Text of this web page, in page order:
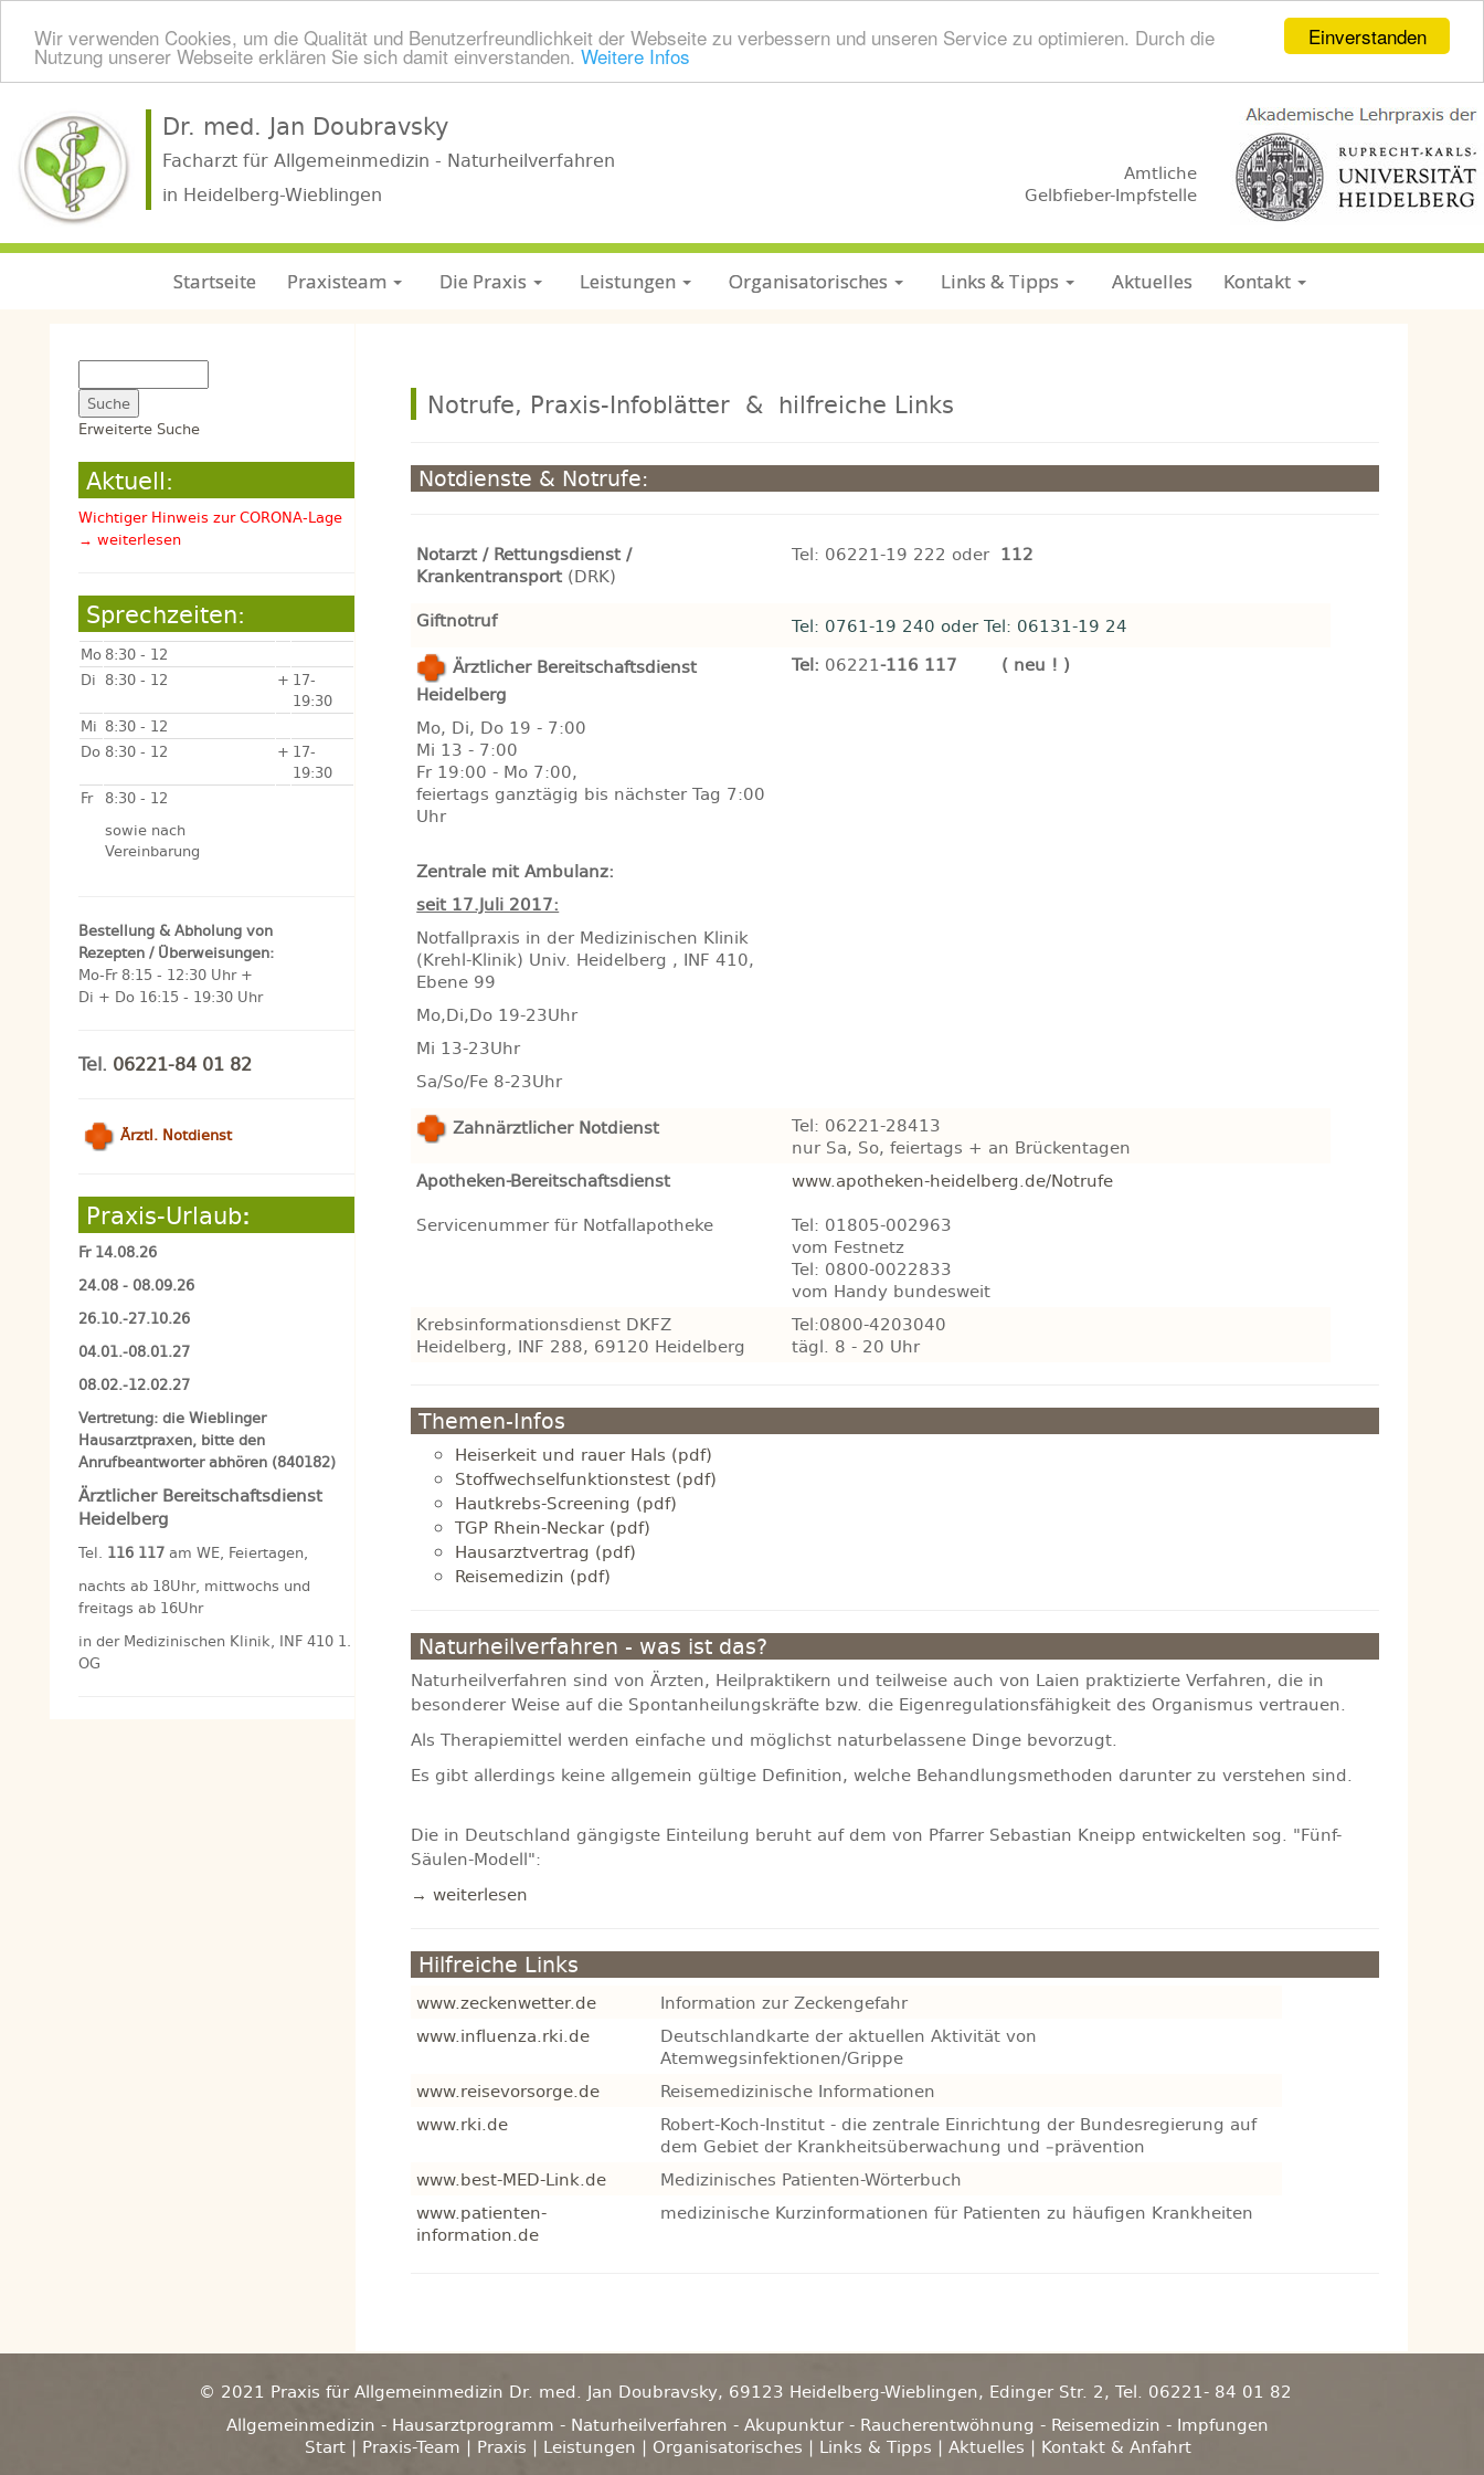
Einverstanden
Wir verwenden Cookies, um die Qualität und Benutzerfreundlichkeit der Webseite zu verbessern und unseren Service zu optimieren. Durch die
Nutzung unserer Webseite erklären Sie sich damit einverstanden. Weitere Infos
Dr. med. Jan Doubravsky
Facharzt für Allgemeinmedizin - Naturheilverfahren
in Heidelberg-Wieblingen
Amtliche
Gelbfieber-Impfstelle
Startseite Praxisteam Die Praxis Leistungen Organisatorisches Links & Tipps Aktuelles Kontakt
Erweiterte Suche
Aktuell:
Wichtiger Hinweis zur CORONA-Lage
→ weiterlesen
Sprechzeiten:
Mo 8:30 - 12
Di 8:30 - 12 + 17-
19:30
Mi 8:30 - 12
Do 8:30 - 12 + 17-
19:30
Fr 8:30 - 12
sowie nach
Vereinbarung
Bestellung & Abholung von
Rezepten / Überweisungen:
Mo-Fr 8:15 - 12:30 Uhr +
Di + Do 16:15 - 19:30 Uhr
Tel. 06221-84 01 82
Ärztl. Notdienst
Praxis-Urlaub:
Fr 14.08.26
24.08 - 08.09.26
26.10.-27.10.26
04.01.-08.01.27
08.02.-12.02.27
Vertretung: die Wieblinger
Hausarztpraxen, bitte den
Anrufbeantworter abhören (840182)
Ärztlicher Bereitschaftsdienst
Heidelberg
Tel. 116 117am WE, Feiertagen,
nachts ab 18Uhr, mittwochs und
freitags ab 16Uhr
in der Medizinischen Klinik, INF 410 1.
OG
Notrufe, Praxis-Infoblätter & hilfreiche Links
Notdienste & Notrufe:
Notarzt / Rettungsdienst /
Krankentransport (DRK)
Tel: 06221-19 222 oder 112
Giftnotruf
Tel: 0761-19 240 oder Tel: 06131-19 24
Ärztlicher Bereitschaftsdienst
Heidelberg
Mo, Di, Do 19 - 7:00
Mi 13 - 7:00
Fr 19:00 - Mo 7:00,
feiertags ganztägig bis nächster Tag 7:00
Uhr
Zentrale mit Ambulanz:
seit 17.Juli 2017:
Notfallpraxis in der Medizinischen Klinik
(Krehl-Klinik) Univ. Heidelberg , INF 410,
Ebene 99
Mo,Di,Do 19-23Uhr
Mi 13-23Uhr
Sa/So/Fe 8-23Uhr
Tel: 06221-116 117 ( neu ! )
Zahnärztlicher Notdienst
Tel: 06221-28413
nur Sa, So, feiertags + an Brückentagen
Apotheken-Bereitschaftsdienst
www.apotheken-heidelberg.de/Notrufe
Servicenummer für Notfallapotheke
Tel: 01805-002963
vom Festnetz
Tel: 0800-0022833
vom Handy bundesweit
Krebsinformationsdienst DKFZ
Heidelberg, INF 288, 69120 Heidelberg
Tel:0800-4203040
tägl. 8 - 20 Uhr
Themen-Infos
Heiserkeit und rauer Hals (pdf)
Stoffwechselfunktionstest (pdf)
Hautkrebs-Screening (pdf)
TGP Rhein-Neckar (pdf)
Hausarztvertrag (pdf)
Reisemedizin (pdf)
Naturheilverfahren - was ist das?
Naturheilverfahren sind von Ärzten, Heilpraktikern und teilweise auch von Laien praktizierte Verfahren, die in
besonderer Weise auf die Spontanheilungskräfte bzw. die Eigenregulationsfähigkeit des Organismus vertrauen.
Als Therapiemittel werden einfache und möglichst naturbelassene Dinge bevorzugt.
Es gibt allerdings keine allgemein gültige Definition, welche Behandlungsmethoden darunter zu verstehen sind.
Die in Deutschland gängigste Einteilung beruht auf dem von Pfarrer Sebastian Kneipp entwickelten sog. "Fünf-
Säulen-Modell":
→ weiterlesen
Hilfreiche Links
www.zeckenwetter.de
Information zur Zeckengefahr
www.influenza.rki.de
Deutschlandkarte der aktuellen Aktivität von
Atemwegsinfektionen/Grippe
www.reisevorsorge.de
Reisemedizinische Informationen
www.rki.de
Robert-Koch-Institut - die zentrale Einrichtung der Bundesregierung auf
dem Gebiet der Krankheitsüberwachung und –prävention
www.best-MED-Link.de
Medizinisches Patienten-Wörterbuch
www.patienten-
information.de
medizinische Kurzinformationen für Patienten zu häufigen Krankheiten
© 2021 Praxis für Allgemeinmedizin Dr. med. Jan Doubravsky, 69123 Heidelberg-Wieblingen, Edinger Str. 2, Tel. 06221- 84 01 82
Allgemeinmedizin - Hausarztprogramm - Naturheilverfahren - Akupunktur - Raucherentwöhnung - Reisemedizin - Impfungen
Start| Praxis-Team | Praxis | Leistungen | Organisatorisches | Links & Tipps | Aktuelles | Kontakt & Anfahrt